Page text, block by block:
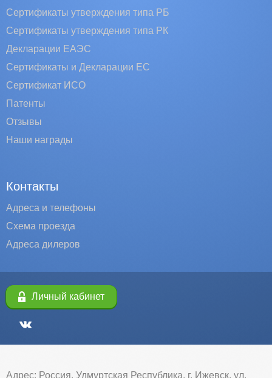
Сертификаты утверждения типа РБ
Сертификаты утверждения типа РК
Декларации ЕАЭС
Сертификаты и Декларации EC
Сертификат ИСО
Патенты
Отзывы
Наши награды
Контакты
Адреса и телефоны
Схема проезда
Адреса дилеров
Личный кабинет
Адрес: Россия, Удмуртская Республика, г. Ижевск, ул.